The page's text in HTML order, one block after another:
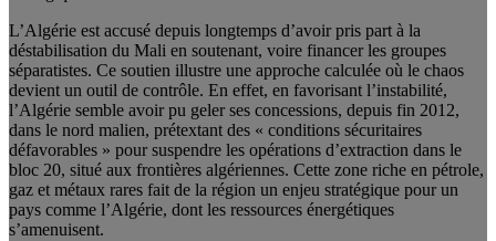
L’Algérie est accusé depuis longtemps d’avoir pris part à la
déstabilisation du Mali en soutenant, voire financer les groupes
séparatistes. Ce soutien illustre une approche calculée où le chaos
devient un outil de contrôle. En effet, en favorisant l’instabilité,
l’Algérie semble avoir pu geler ses concessions, depuis fin 2012,
dans le nord malien, prétextant des « conditions sécuritaires
défavorables » pour suspendre les opérations d’extraction dans le
bloc 20, situé aux frontières algériennes. Cette zone riche en pétrole,
gaz et métaux rares fait de la région un enjeu stratégique pour un
pays comme l’Algérie, dont les ressources énergétiques
s’amenuisent.